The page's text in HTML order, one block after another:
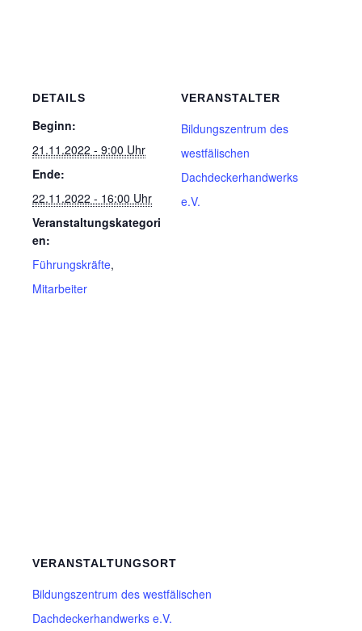
DETAILS
Beginn:
21.11.2022 - 9:00 Uhr
Ende:
22.11.2022 - 16:00 Uhr
Veranstaltungskategori
en:
Führungskräfte,
Mitarbeiter
VERANSTALTER
Bildungszentrum des
westfälischen
Dachdeckerhandwerks
e.V.
VERANSTALTUNGSORT
Bildungszentrum des westfälischen
Dachdeckerhandwerks e.V.